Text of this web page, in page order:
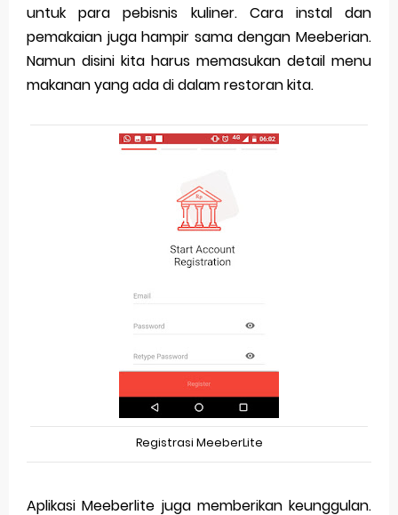
untuk para pebisnis kuliner. Cara instal dan
pemakaian juga hampir sama dengan Meeberian.
Namun disini kita harus memasukan detail menu
makanan yang ada di dalam restoran kita.
Registrasi MeeberLite
Aplikasi Meeberlite juga memberikan keunggulan.